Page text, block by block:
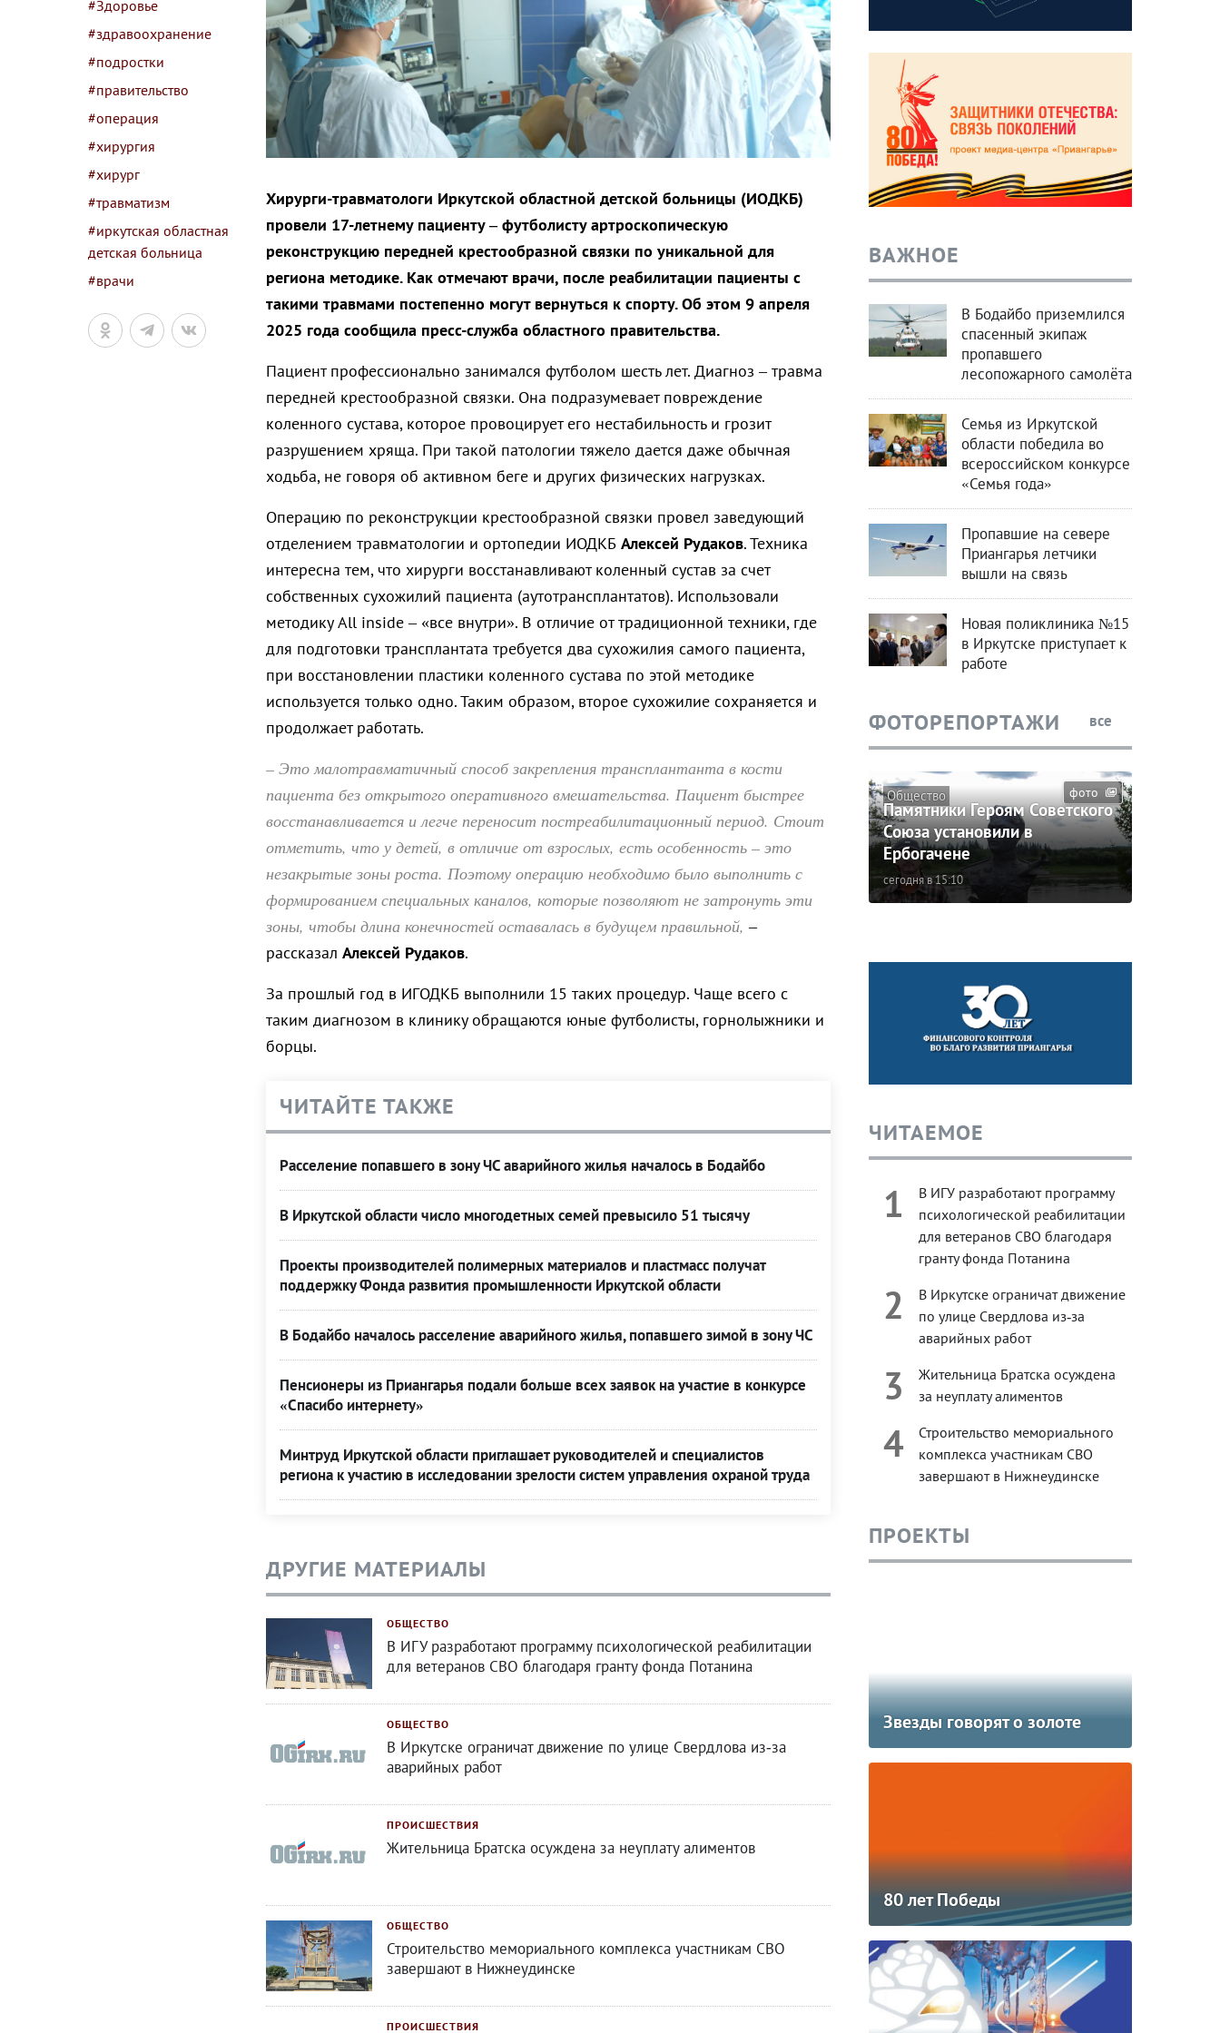
#Здоровье
#здравоохранение
#подростки
#правительство
#операция
#хирургия
#хирург
#травматизм
#иркутская областная
детская больница
#врачи
Хирурги-травматологи Иркутской областной детской больницы (ИОДКБ)
провели 17-летнему пациенту – футболисту артроскопическую
реконструкцию передней крестообразной связки по уникальной для
региона методике. Как отмечают врачи, после реабилитации пациенты с
такими травмами постепенно могут вернуться к спорту. Об этом 9 апреля
2025 года сообщила пресс-служба областного правительства.
Пациент профессионально занимался футболом шесть лет. Диагноз – травма
передней крестообразной связки. Она подразумевает повреждение
коленного сустава, которое провоцирует его нестабильность и грозит
разрушением хряща. При такой патологии тяжело дается даже обычная
ходьба, не говоря об активном беге и других физических нагрузках.
Операцию по реконструкции крестообразной связки провел заведующий
отделением травматологии и ортопедии ИОДКБ Алексей Рудаков. Техника
интересна тем, что хирурги восстанавливают коленный сустав за счет
собственных сухожилий пациента (аутотрансплантатов). Использовали
методику All inside – «все внутри». В отличие от традиционной техники, где
для подготовки трансплантата требуется два сухожилия самого пациента,
при восстановлении пластики коленного сустава по этой методике
используется только одно. Таким образом, второе сухожилие сохраняется и
продолжает работать.
– Это малотравматичный способ закрепления трансплантанта в кости
пациента без открытого оперативного вмешательства. Пациент быстрее
восстанавливается и легче переносит постреабилитационный период. Стоит
отметить, что у детей, в отличие от взрослых, есть особенность – это
незакрытые зоны роста. Поэтому операцию необходимо было выполнить с
формированием специальных каналов, которые позволяют не затронуть эти
зоны, чтобы длина конечностей оставалась в будущем правильной, –
рассказал Алексей Рудаков.
За прошлый год в ИГОДКБ выполнили 15 таких процедур. Чаще всего с
таким диагнозом в клинику обращаются юные футболисты, горнолыжники и
борцы.
ЧИТАЙТЕ ТАКЖЕ
Расселение попавшего в зону ЧС аварийного жилья началось в Бодайбо
В Иркутской области число многодетных семей превысило 51 тысячу
Проекты производителей полимерных материалов и пластмасс получат
поддержку Фонда развития промышленности Иркутской области
В Бодайбо началось расселение аварийного жилья, попавшего зимой в зону ЧС
Пенсионеры из Приангарья подали больше всех заявок на участие в конкурсе
«Спасибо интернету»
Минтруд Иркутской области приглашает руководителей и специалистов
региона к участию в исследовании зрелости систем управления охраной труда
ДРУГИЕ МАТЕРИАЛЫ
ОБЩЕСТВО
В ИГУ разработают программу психологической реабилитации
для ветеранов СВО благодаря гранту фонда Потанина
ОБЩЕСТВО
В Иркутске ограничат движение по улице Свердлова из‑за
аварийных работ
ПРОИСШЕСТВИЯ
Жительница Братска осуждена за неуплату алиментов
ОБЩЕСТВО
Строительство мемориального комплекса участникам СВО
завершают в Нижнеудинске
ПРОИСШЕСТВИЯ
ВАЖНОЕ
В Бодайбо приземлился
спасенный экипаж
пропавшего
лесопожарного самолёта
Семья из Иркутской
области победила во
всероссийском конкурсе
«Семья года»
Пропавшие на севере
Приангарья летчики
вышли на связь
Новая поликлиника №15
в Иркутске приступает к
работе
ФОТОРЕПОРТАЖИ все
фото
Общество
Памятники Героям Советского
Союза установили в
Ербогачене
сегодня в 15:10
ЧИТАЕМОЕ
1
В ИГУ разработают программу
психологической реабилитации
для ветеранов СВО благодаря
гранту фонда Потанина
2
В Иркутске ограничат движение
по улице Свердлова из‑за
аварийных работ
3
Жительница Братска осуждена
за неуплату алиментов
4
Строительство мемориального
комплекса участникам СВО
завершают в Нижнеудинске
ПРОЕКТЫ
Звезды говорят о золоте
80 лет Победы